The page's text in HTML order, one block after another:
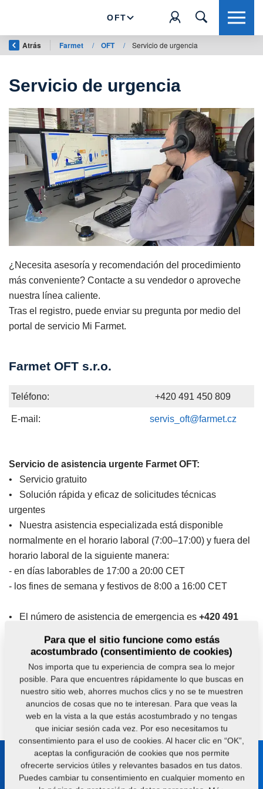
OFT
Atrás Farmet / OFT / Servicio de urgencia
Servicio de urgencia
¿Necesita asesoría y recomendación del procedimiento
más conveniente? Contacte a su vendedor o aproveche
nuestra línea caliente.
Tras el registro, puede enviar su pregunta por medio del
portal de servicio Mi Farmet.
Farmet OFT s.r.o.
Teléfono: +420 491 450 809
E-mail: servis_oft@farmet.cz
Servicio de asistencia urgente Farmet OFT:
• Servicio gratuito
• Solución rápida y eficaz de solicitudes técnicas
urgentes
• Nuestra asistencia especializada está disponible
normalmente en el horario laboral (7:00–17:00) y fuera del
horario laboral de la siguiente manera:
- en días laborables de 17:00 a 20:00 CET
- los fines de semana y festivos de 8:00 a 16:00 CET
• El número de asistencia de emergencia es +420 491
• Las solicitudes se registran en el Service Desk, donde
puede seguir el estado actual y claro de su tramitación
¿Tiene alguna pregunta?Contáctenos.
Manténgase en contacto con
nosotros
Para que el sitio funcione como estás
acostumbrado (consentimiento de cookies)
Nos importa que tu experiencia de compra sea lo mejor
posible. Para que encuentres rápidamente lo que buscas en
nuestro sitio web, ahorres muchos clics y no se te muestren
anuncios de cosas que no te interesan. Para que veas la
web en la vista a la que estás acostumbrado y no tengas
que iniciar sesión cada vez. Por eso necesitamos tu
consentimiento para el uso de cookies. Al hacer clic en “OK”,
aceptas la configuración de cookies que nos permite
ofrecerte servicios útiles y relevantes basados en tus datos.
Puedes cambiar tu consentimiento en cualquier momento en